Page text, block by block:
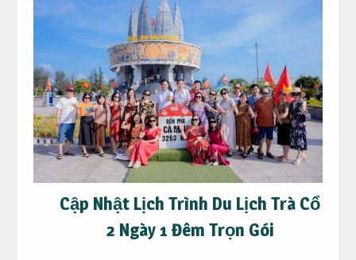
Cập Nhật Lịch Trình Du Lịch Trà Cổ
2 Ngày 1 Đêm Trọn Gói